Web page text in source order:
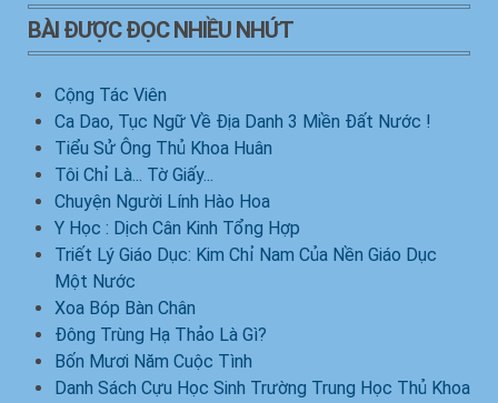
BÀI ĐƯỢC ĐỌC NHIỀU NHỨT
Cộng Tác Viên
Ca Dao, Tục Ngữ Về Địa Danh 3 Miền Đất Nước !
Tiểu Sử Ông Thủ Khoa Huân
Tôi Chỉ Là... Tờ Giấy...
Chuyện Người Lính Hào Hoa
Y Học : Dịch Cân Kinh Tổng Hợp
Triết Lý Giáo Dục: Kim Chỉ Nam Của Nền Giáo Dục
Một Nước
Xoa Bóp Bàn Chân
Đông Trùng Hạ Thảo Là Gì?
Bốn Mươi Năm Cuộc Tình
Danh Sách Cựu Học Sinh Trường Trung Học Thủ Khoa